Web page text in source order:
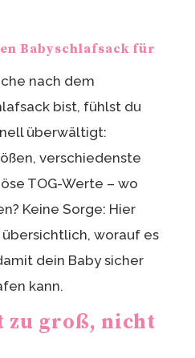
Babyschlafsack für
nach dem
bist, fühlst du
überwältigt:
verschiedenste
TOG-Werte – wo
Keine Sorge: Hier
worauf es
dein Baby sicher
kann.
zu groß, nicht